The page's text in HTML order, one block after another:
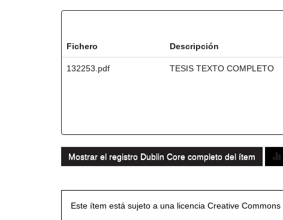
Fichero Descripción
132253.pdf TESIS TEXTO COMPLETO
Mostrar el registro Dublin Core completo del ítem
Este ítem está sujeto a una licencia Creative Commons